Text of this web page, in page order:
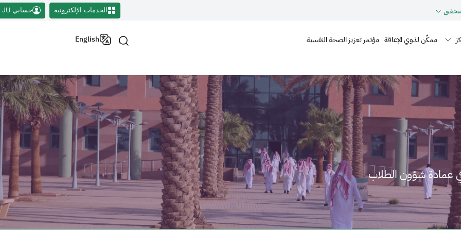
الخدمات الإلكترونية حسابي JU
ممكّن لذوي الإعاقة مؤتمر تعزيز الصحة النفسية English
عمادة شؤون الطلاب